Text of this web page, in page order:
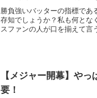
勝負強いバッターの指標であ
存知でしょうか？私も何とな
スファンの人が口を揃えて言
【メジャー開幕】や
要！